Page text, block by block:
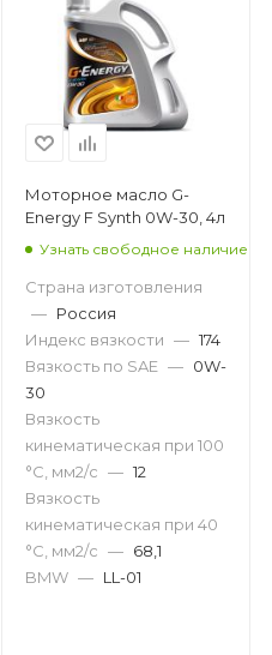
Моторное масло G-
Energy F Synth 0W-30, 4л
Узнать свободное наличие
Страна изготовления
— Россия
Индекс вязкости — 174
Вязкость по SAE — 0W-
30
Вязкость
кинематическая при 100
°С, мм2/с — 12
Вязкость
кинематическая при 40
°С, мм2/с — 68,1
BMW — LL-01